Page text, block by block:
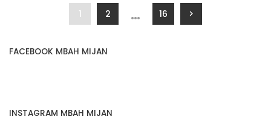
1 2 … 16
FACEBOOK MBAH MIJAN
INSTAGRAM MBAH MIJAN